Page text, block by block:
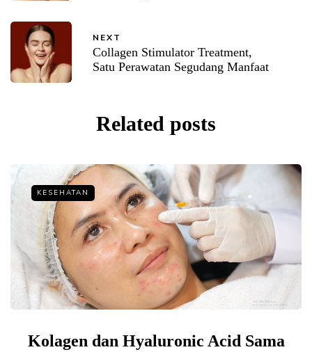
NEXT
Collagen Stimulator Treatment,
Satu Perawatan Segudang Manfaat
Related posts
KESEHATAN
Kolagen dan Hyaluronic Acid Sama